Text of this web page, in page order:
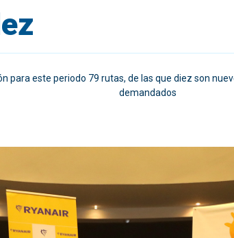
para este periodo 79 rutas, de las que diez son
demandados